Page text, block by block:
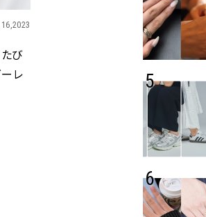
び
レ
【結婚式のお呼ばれバッグ最新
事情】アンテプリマ、プラダetc.
件！ | CLASSY.[クラッシィ]